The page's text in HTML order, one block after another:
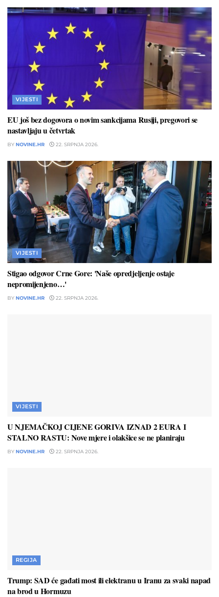
VIJESTI
EU još bez dogovora o novim sankcijama Rusiji, pregovori se
nastavljaju u četvrtak
BY NOVINE.HR 22. SRPNJA 2026.
VIJESTI
Stigao odgovor Crne Gore: 'Naše opredjeljenje ostaje
nepromijenjeno…'
BY NOVINE.HR 22. SRPNJA 2026.
VIJESTI
U NJEMAČKOJ CIJENE GORIVA IZNAD 2 EURA I
STALNO RASTU: Nove mjere i olakšice se ne planiraju
BY NOVINE.HR 22. SRPNJA 2026.
REGIJA
Trump: SAD će gađati most ili elektranu u Iranu za svaki napad
na brod u Hormuzu